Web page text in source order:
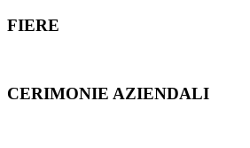
FIERE
CERIMONIE AZIENDALI